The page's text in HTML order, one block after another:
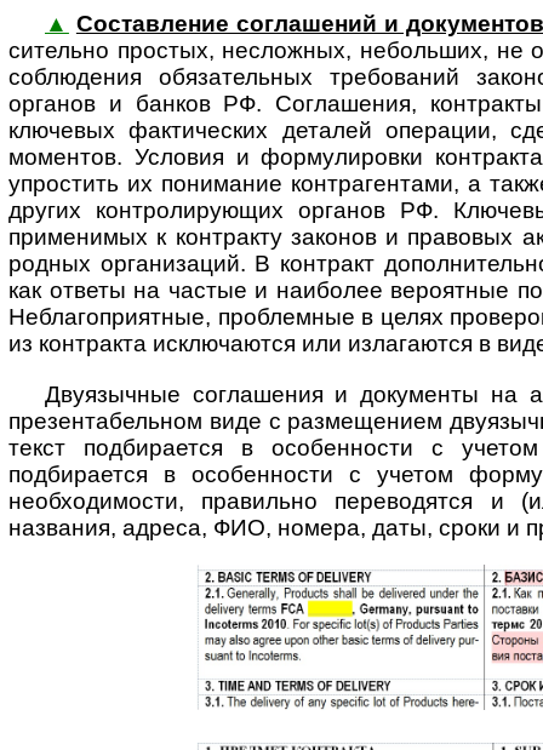
▲ Составление соглашений и документов
си­тель­но простых, неслож­ных, небольших, не
соблюдения обяза­тельных требо­ваний
органов и банков РФ. Соглашения,
ключевых фактических деталей операции,
моментов. Условия и форму­лировки
упростить их понимание контрагентами, а
других конт­ро­ли­ру­ю­щих органов РФ.
применимых к контракту законов и правовых
род­ных организаций. В контракт
как ответы на частые и наиболее вероятные
Неблагоприятные, проблемные в целях
из контракта исключаются или излагаются в
Двуязычные соглашения и документы на
презентабельном виде с размещением
текст подбирается в особенности с
подбирается в особенности с учетом
необходимости, правильно переводятся и
названия, адреса, ФИО, номера, даты, сроки и